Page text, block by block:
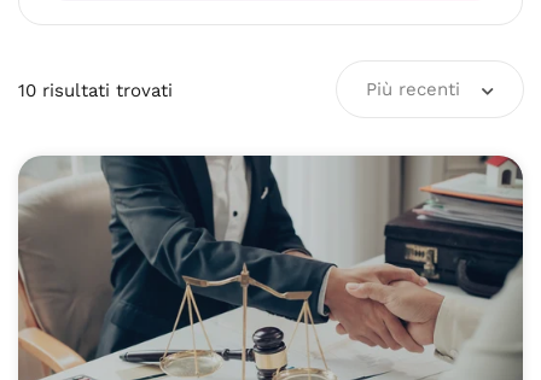
10 risultati trovati Più recenti